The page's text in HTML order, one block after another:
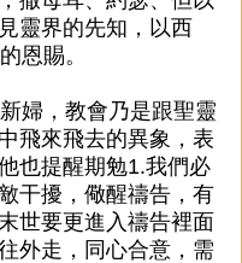
靈界的先知，以西
恩賜。
婦，教會乃是跟聖靈
飛來飛去的異象，表
也提醒期勉1.我們必
干擾，儆醒禱告，有
世要更進入禱告裡面
外走，同心合意，需